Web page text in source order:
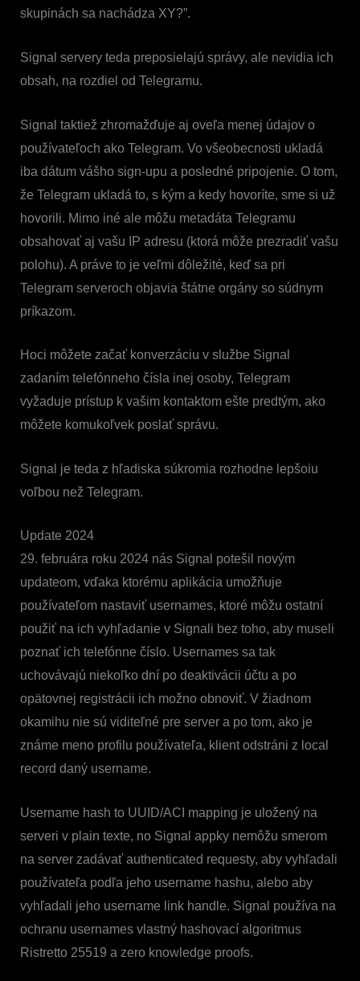
skupinách sa nachádza XY?”.
Signal servery teda preposielajú správy, ale nevidia ich
obsah, na rozdiel od Telegramu.
Signal taktiež zhromažďuje aj oveľa menej údajov o
používateľoch ako Telegram. Vo všeobecnosti ukladá
iba dátum vášho sign-upu a posledné pripojenie. O tom,
že Telegram ukladá to, s kým a kedy hovoríte, sme si už
hovorili. Mimo iné ale môžu metadáta Telegramu
obsahovať aj vašu IP adresu (ktorá môže prezradiť vašu
polohu). A práve to je veľmi dôležité, keď sa pri
Telegram serveroch objavia štátne orgány so súdnym
príkazom.
Hoci môžete začať konverzáciu v službe Signal
zadaním telefónneho čísla inej osoby, Telegram
vyžaduje prístup k vašim kontaktom ešte predtým, ako
môžete komukoľvek poslať správu.
Signal je teda z hľadiska súkromia rozhodne lepšoiu
voľbou než Telegram.
Update 2024
29. februára roku 2024 nás Signal potešil novým
updateom, vďaka ktorému aplikácia umožňuje
používateľom nastaviť usernames, ktoré môžu ostatní
použiť na ich vyhľadanie v Signali bez toho, aby museli
poznať ich telefónne číslo. Usernames sa tak
uchovávajú niekoľko dní po deaktivácii účtu a po
opätovnej registrácii ich možno obnoviť. V žiadnom
okamihu nie sú viditeľné pre server a po tom, ako je
známe meno profilu používateľa, klient odstráni z local
record daný username.
Username hash to UUID/ACI mapping je uložený na
serveri v plain texte, no Signal appky nemôžu smerom
na server zadávať authenticated requesty, aby vyhľadali
používateľa podľa jeho username hashu, alebo aby
vyhľadali jeho username link handle. Signal používa na
ochranu usernames vlastný hashovací algoritmus
Ristretto 25519 a zero knowledge proofs.